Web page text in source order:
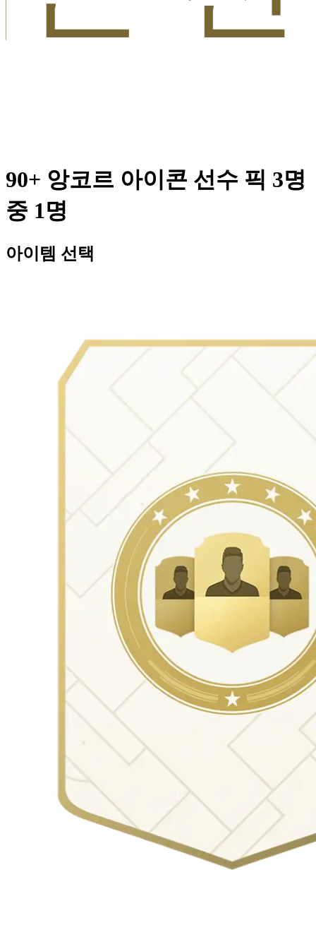
90+ 앙코르 아이콘 선수 픽 3명
중 1명
아이템 선택